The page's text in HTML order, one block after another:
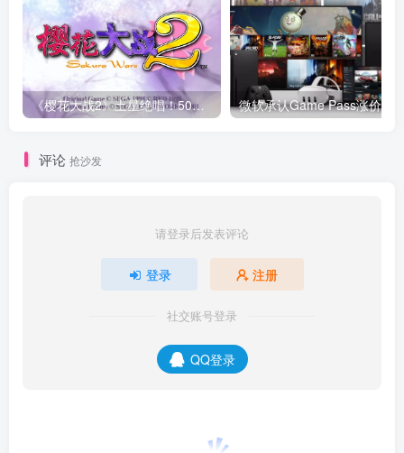
《樱花大战2》土星绝唱！50万销量背后竟是机甲与玫瑰的终极浪漫
评论 抢沙发
请登录后发表评论
登录 注册
社交账号登录
QQ登录